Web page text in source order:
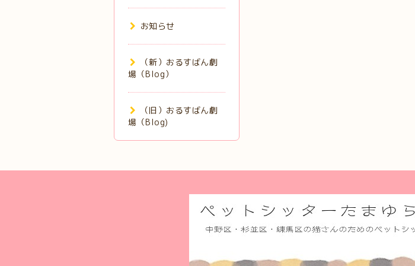
お知らせ
（新）おるすばん劇
場（Blog）
（旧）おるすばん劇
場（Blog)